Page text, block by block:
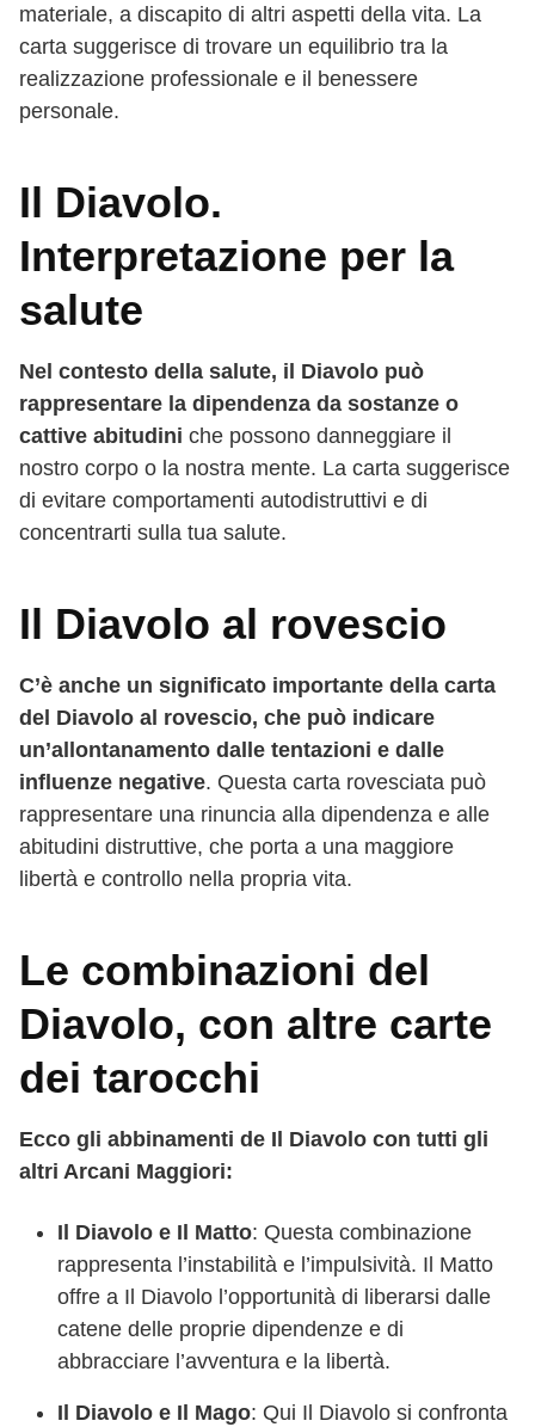
materiale, a discapito di altri aspetti della vita. La
carta suggerisce di trovare un equilibrio tra la
realizzazione professionale e il benessere
personale.
Il Diavolo.
Interpretazione per la
salute
Nel contesto della salute, il Diavolo può
rappresentare la dipendenza da sostanze o
cattive abitudini che possono danneggiare il
nostro corpo o la nostra mente. La carta suggerisce
di evitare comportamenti autodistruttivi e di
concentrarti sulla tua salute.
Il Diavolo al rovescio
C’è anche un significato importante della carta
del Diavolo al rovescio, che può indicare
un’allontanamento dalle tentazioni e dalle
influenze negative. Questa carta rovesciata può
rappresentare una rinuncia alla dipendenza e alle
abitudini distruttive, che porta a una maggiore
libertà e controllo nella propria vita.
Le combinazioni del
Diavolo, con altre carte
dei tarocchi
Ecco gli abbinamenti de Il Diavolo con tutti gli
altri Arcani Maggiori:
Il Diavolo e Il Matto: Questa combinazione
rappresenta l’instabilità e l’impulsività. Il Matto
offre a Il Diavolo l’opportunità di liberarsi dalle
catene delle proprie dipendenze e di
abbracciare l’avventura e la libertà.
Il Diavolo e Il Mago: Qui Il Diavolo si confronta